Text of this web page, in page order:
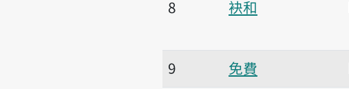
8
袂和
9 免費